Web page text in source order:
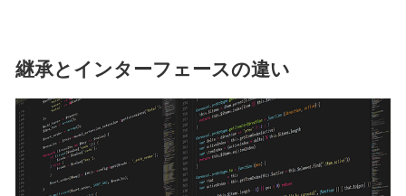
継承とインターフェースの違い